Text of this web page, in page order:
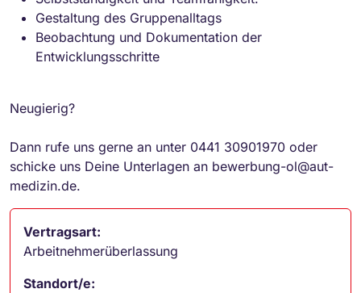
Gestaltung des Gruppenalltags
Beobachtung und Dokumentation der
Entwicklungsschritte
Neugierig?
Dann rufe uns gerne an unter 0441 30901970 oder
schicke uns Deine Unterlagen an bewerbung-ol@aut-
medizin.de.
Vertragsart:
Arbeitnehmerüberlassung
Standort/e: